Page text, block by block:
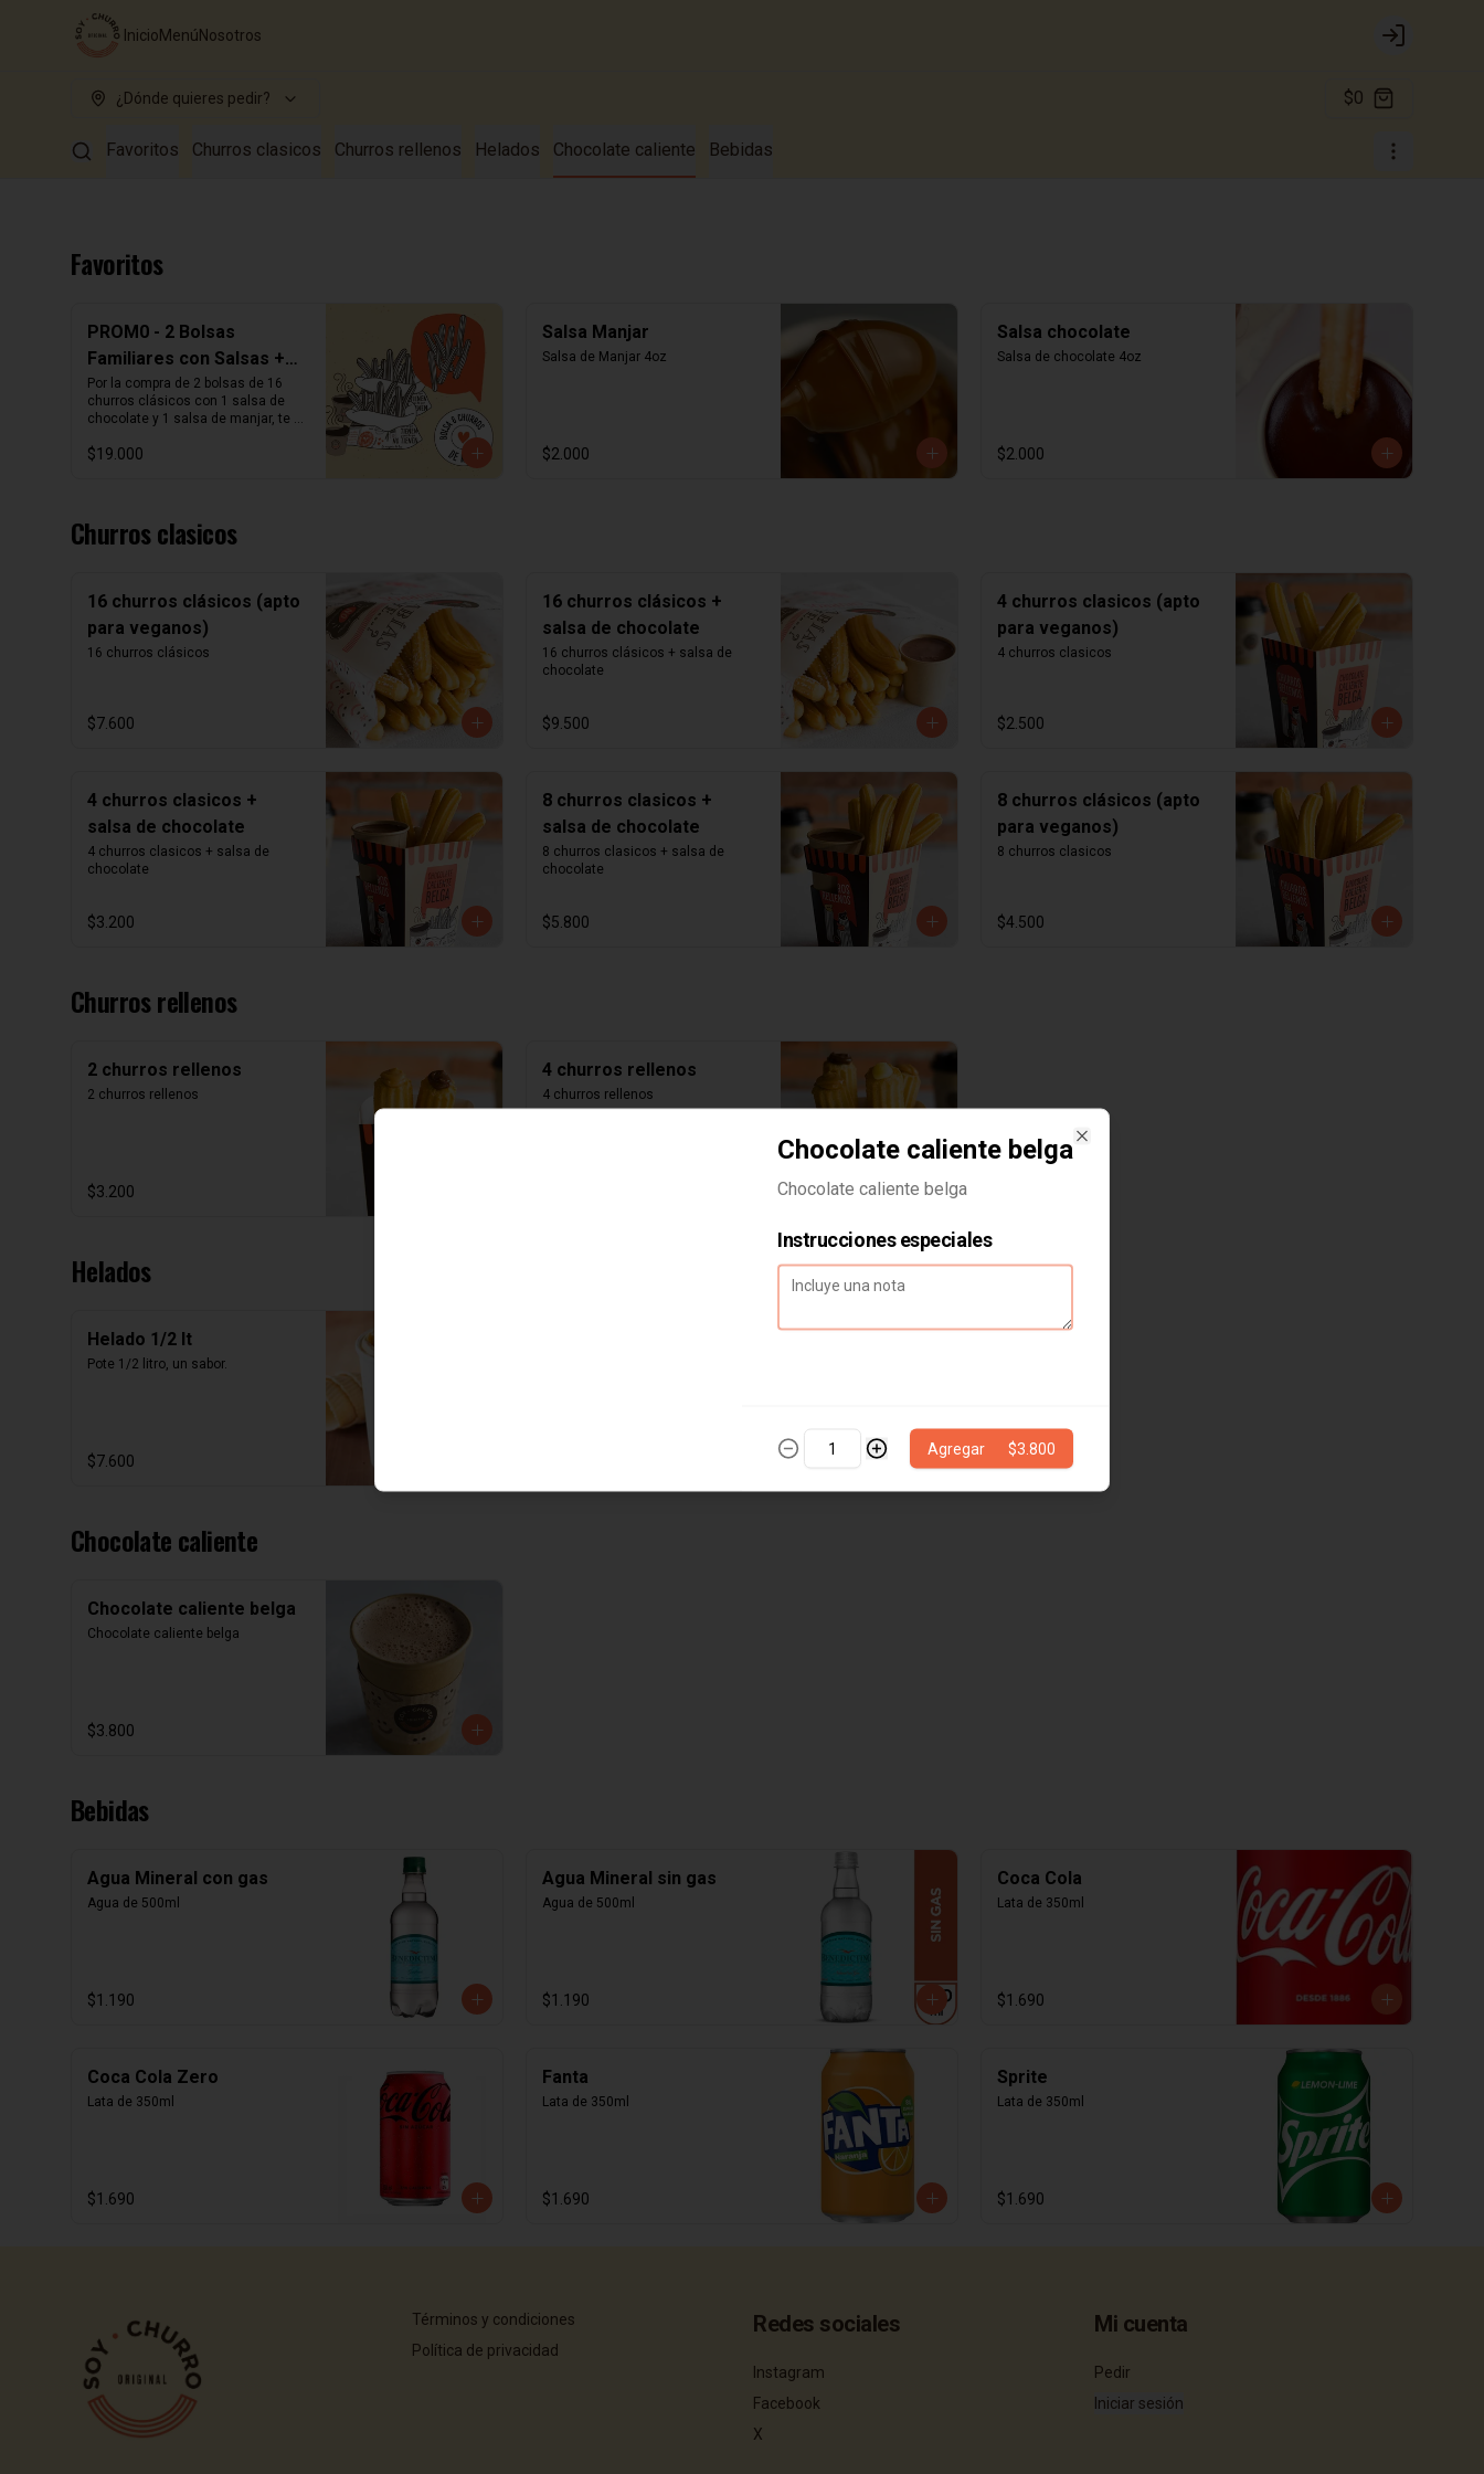
InicioMenúNosotros
Login
¿Dónde quieres pedir? $0
Favoritos Churros clasicos Churros rellenos Helados Chocolate caliente Bebidas
Favoritos
PROM0 - 2 Bolsas
Familiares con Salsas + 8
Churros Clasicos
Por la compra de 2 bolsas de 16
churros clásicos con 1 salsa de
chocolate y 1 salsa de manjar, te
que compartas en familia!
$19.000
Salsa Manjar
Salsa de Manjar 4oz
$2.000
Salsa chocolate
Salsa de chocolate 4oz
$2.000
Churros clasicos
16 churros clásicos (apto
para veganos)
16 churros clásicos
$7.600
16 churros clásicos +
salsa de chocolate
16 churros clásicos + salsa de
chocolate
$9.500
4 churros clasicos (apto
para veganos)
4 churros clasicos
$2.500
4 churros clasicos +
salsa de chocolate
4 churros clasicos + salsa de
chocolate
$3.200
8 churros clasicos +
salsa de chocolate
8 churros clasicos + salsa de
chocolate
$5.800
8 churros clásicos (apto
para veganos)
8 churros clasicos
$4.500
Churros rellenos
2 churros rellenos
2 churros rellenos
$3.200
4 churros rellenos
4 churros rellenos
Helados
Helado 1/2 lt
Pote 1/2 litro, un sabor.
$7.600
Chocolate caliente
Chocolate caliente belga
Chocolate caliente belga
$3.800
Bebidas
Agua Mineral con gas
Agua de 500ml
$1.190
Agua Mineral sin gas
Agua de 500ml
$1.190
Coca Cola
Lata de 350ml
$1.690
Coca Cola Zero
Lata de 350ml
$1.690
Fanta
Lata de 350ml
$1.690
Sprite
Lata de 350ml
$1.690
Términos y condiciones
Política de privacidad
Redes sociales
Instagram
Facebook
X
Mi cuenta
Pedir
Iniciar sesión
Chocolate caliente belga
Chocolate caliente belga
Instrucciones especiales
Agregar $3.800